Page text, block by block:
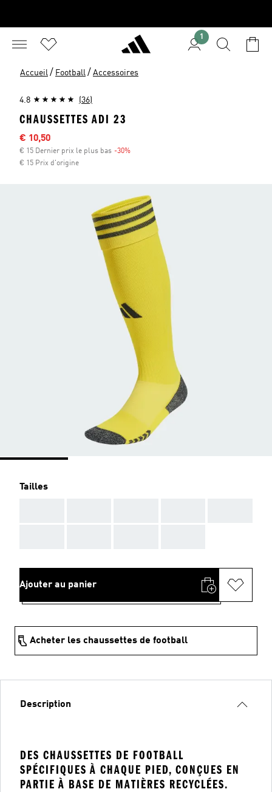
1
Accueil / Football / Accessoires
4.8 (36)
CHAUSSETTES ADI 23
Sale price
€ 10,50
€ 15 Dernier prix le plus bas -30%
€ 15 Prix d'origine
Tailles
Ajouter au panier
Acheter les chaussettes de football
Description
DES CHAUSSETTES DE FOOTBALL
SPÉCIFIQUES À CHAQUE PIED, CONÇUES EN
PARTIE À BASE DE MATIÈRES RECYCLÉES.